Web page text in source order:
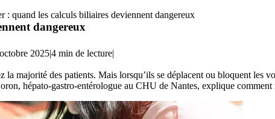
: quand les calculs biliaires deviennent dangereux
dangereux
2025|4 min de lecture|
la majorité des patients. Mais lorsqu’ils se déplacent ou bloquent les
hépato-gastro-entérologue au CHU de Nantes, explique comment